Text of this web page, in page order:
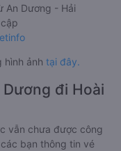
An Dương - Hải
hình ảnh tại đây.
đi Hoài
vẫn chưa được công
bạn thông tin vé